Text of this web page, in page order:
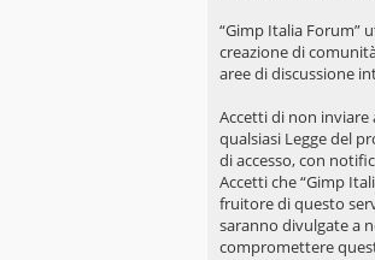
“Gimp Italia Forum”
creazione di
aree di discussione
Accetti di non inviare
qualsiasi Legge del
di accesso, con
Accetti che “Gimp
fruitore di questo
saranno divulgate a
compromettere